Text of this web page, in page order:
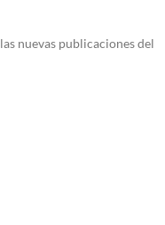
nuevas publicaciones del